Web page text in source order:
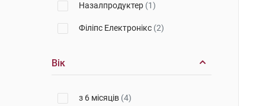
Назалпродуктер (1)
Філіпс Електронікс (2)
Вік
з 6 місяців (4)